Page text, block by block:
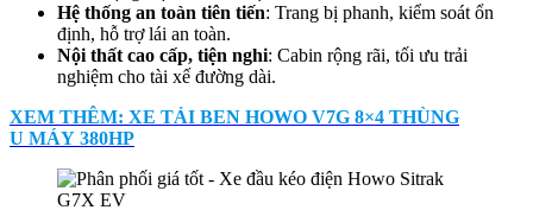
Hệ thống an toàn tiên tiến: Trang bị phanh, kiểm soát ổn
định, hỗ trợ lái an toàn.
Nội thất cao cấp, tiện nghi: Cabin rộng rãi, tối ưu trải
nghiệm cho tài xế đường dài.
XEM THÊM: XE TẢI BEN HOWO V7G 8×4 THÙNG
U MÁY 380HP